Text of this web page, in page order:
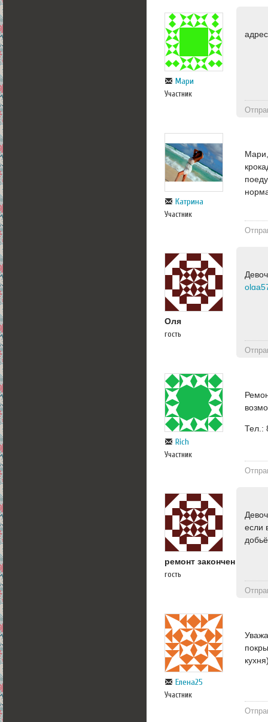
Мари
Участник
Катрина
Участник
Оля
гость
Rich
Участник
Тел.:
ремонт закончен
гость
если
Елена25
Участник